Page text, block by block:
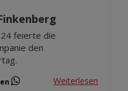
feierte die
den
Weiterlesen